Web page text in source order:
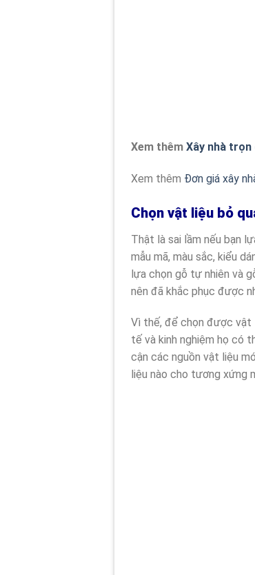
Xem thêmXây nhà
Xem thêm Đơn giá xây
Chọn vật liệu bỏ
Thật là sai lầm nếu bạn
mẫu mã, màu sắc, kiểu
lựa chọn gỗ tự nhiên và
nên đã khắc phục được
Vì thế, để chọn được vật
tế và kinh nghiệm họ có
cận các nguồn vật liệu
liệu nào cho tương xứng